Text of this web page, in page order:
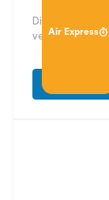
Air Express
Diffuseur
vertical